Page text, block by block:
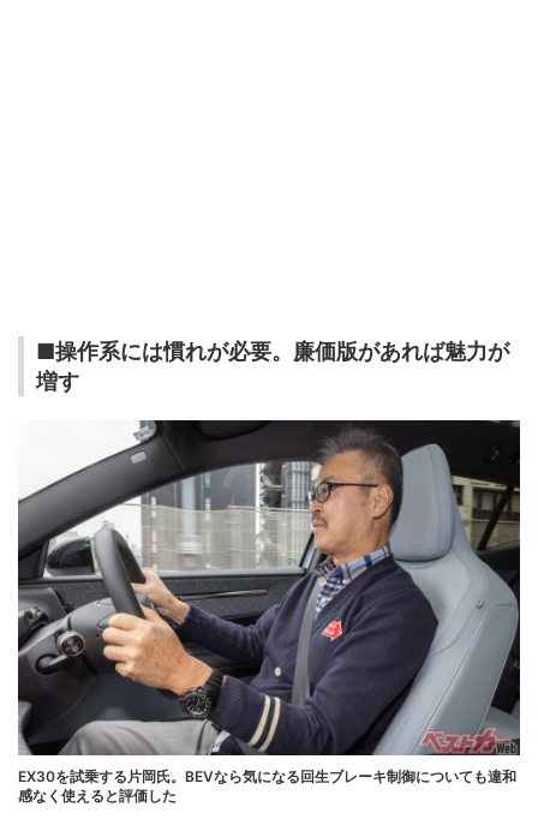
■操作系には慣れが必要。廉価版があれば魅力が
増す
EX30を試乗する片岡氏。BEVなら気になる回生ブレーキ制御についても違和
感なく使えると評価した